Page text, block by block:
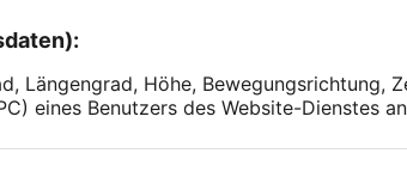
Längengrad, Höhe, Bewegungsrichtung,
eines Benutzers des Website-Dienstes